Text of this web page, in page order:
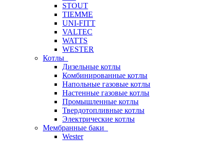
STOUT
TIEMME
UNI-FITT
VALTEC
WATTS
WESTER
Котлы
Дизельные котлы
Комбинированные котлы
Напольные газовые котлы
Настенные газовые котлы
Промышленные котлы
Твердотопливные котлы
Электрические котлы
Мембранные баки
Wester